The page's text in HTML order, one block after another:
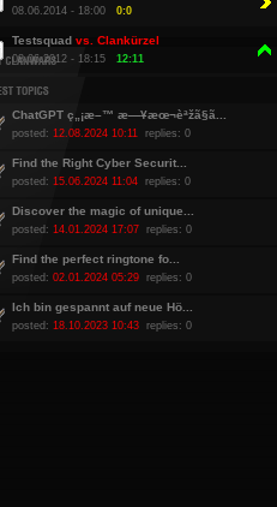
08.06.2014 - 18:00 0:0
Testsquad vs. Clankürzel
08.06.2012 - 18:15 12:11
ChatGPT ç„¡æ–™ æ—¥æœ¬èªžã§ã...
posted: 12.08.2024 10:11 replies: 0
Find the Right Cyber Securit...
posted: 15.06.2024 11:04 replies: 0
Discover the magic of unique...
posted: 14.01.2024 17:07 replies: 0
Find the perfect ringtone fo...
posted: 02.01.2024 05:29 replies: 0
Ich bin gespannt auf neue Hö...
posted: 18.10.2023 10:43 replies: 0